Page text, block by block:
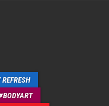
REFRESH
BODYART